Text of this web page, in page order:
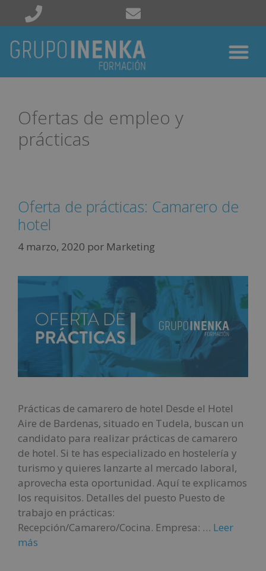
Ofertas de empleo y
prácticas
Oferta de prácticas: Camarero de
hotel
4 marzo, 2020 por Marketing
Prácticas de camarero de hotel Desde el Hotel
Aire de Bardenas, situado en Tudela, buscan un
candidato para realizar prácticas de camarero
de hotel. Si te has especializado en hostelería y
turismo y quieres lanzarte al mercado laboral,
aprovecha esta oportunidad. Aquí te explicamos
los requisitos. Detalles del puesto Puesto de
trabajo en prácticas:
Recepción/Camarero/Cocina. Empresa: … Leer
más